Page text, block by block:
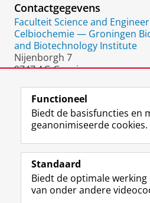
Contactgegevens
Faculteit Science and
Celbiochemie — Groningen
and Biotechnology Institute
Nijenborgh 7
9747 AG Groningen
Volg de RUG
F
a
e
b
Studiekiezers
Functioneel
Biedt de basisfuncties en
geanonimiseerde cookies.
Standaard
Biedt de optimale
van onder andere